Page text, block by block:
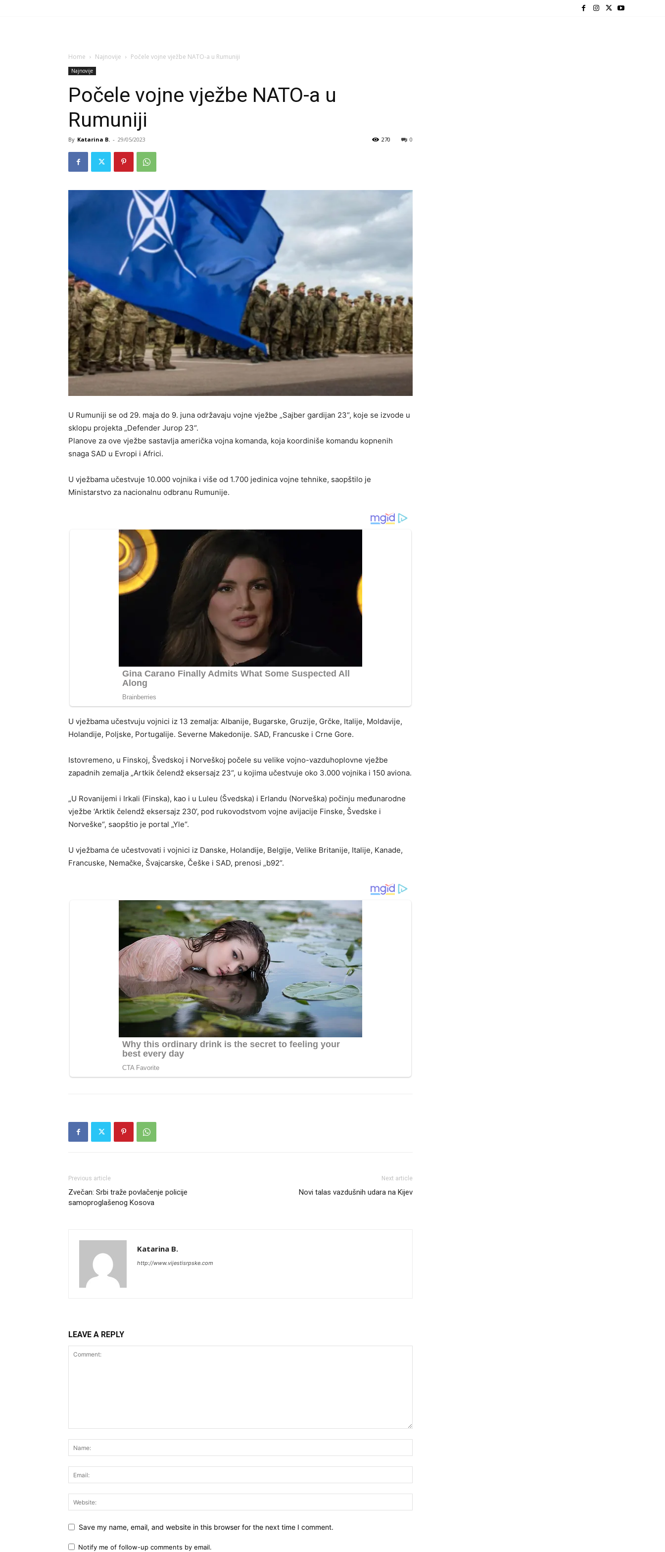
Home Najnovije Počele vojne vježbe NATO-a u Rumuniji
Najnovije
Počele vojne vježbe NATO-a u
Rumuniji
By Katarina B. - 29/05/2023 0
270
U Rumuniji se od 29. maja do 9. juna održavaju vojne vježbe „Sajber gardijan 23“, koje se izvode u
sklopu projekta „Defender Jurop 23“.
Planove za ove vježbe sastavlja američka vojna komanda, koja koordiniše komandu kopnenih
snaga SAD u Evropi i Africi.
U vježbama učestvuje 10.000 vojnika i više od 1.700 jedinica vojne tehnike, saopštilo je
Ministarstvo za nacionalnu odbranu Rumunije.
U vježbama učestvuju vojnici iz 13 zemalja: Albanije, Bugarske, Gruzije, Grčke, Italije, Moldavije,
Holandije, Poljske, Portugalije. Severne Makedonije. SAD, Francuske i Crne Gore.
Istovremeno, u Finskoj, Švedskoj i Norveškoj počele su velike vojno-vazduhoplovne vježbe
zapadnih zemalja „Artkik čelendž eksersajz 23“, u kojima učestvuje oko 3.000 vojnika i 150 aviona.
„U Rovanijemi i Irkali (Finska), kao i u Luleu (Švedska) i Erlandu (Norveška) počinju međunarodne
vježbe ‘Arktik čelendž eksersajz 230’, pod rukovodstvom vojne avijacije Finske, Švedske i
Norveške“, saopštio je portal „Yle“.
U vježbama će učestvovati i vojnici iz Danske, Holandije, Belgije, Velike Britanije, Italije, Kanade,
Francuske, Nemačke, Švajcarske, Češke i SAD, prenosi „b92“.
Previous article
Zvečan: Srbi traže povlačenje policije
samoproglašenog Kosova
Next article
Novi talas vazdušnih udara na Kijev
Katarina B.
http://www.vijestisrpske.com
LEAVE A REPLY
Save my name, email, and website in this browser for the next time I comment.
Notify me of follow-up comments by email.